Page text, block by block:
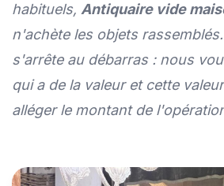
habituels, Antiquaire vide
n'achète les objets
s'arrête au débarras : nous
qui a de la valeur et cette
alléger le montant de